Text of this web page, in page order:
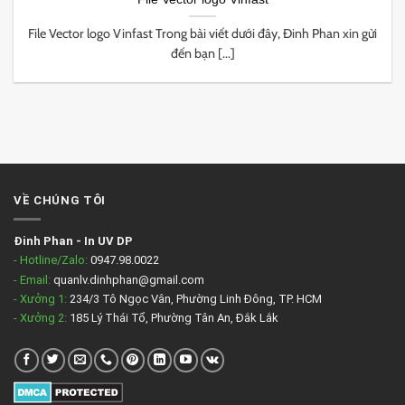
File Vector logo Vinfast Trong bài viết dưới đây, Đinh Phan xin gửi
đến bạn [...]
VỀ CHÚNG TÔI
Đinh Phan - In UV DP
- Hotline/Zalo: 0947.98.0022
- Email: quanlv.dinhphan@gmail.com
- Xưởng 1: 234/3 Tô Ngọc Vân, Phường Linh Đông, TP. HCM
- Xưởng 2: 185 Lý Thái Tổ, Phường Tân An, Đắk Lắk